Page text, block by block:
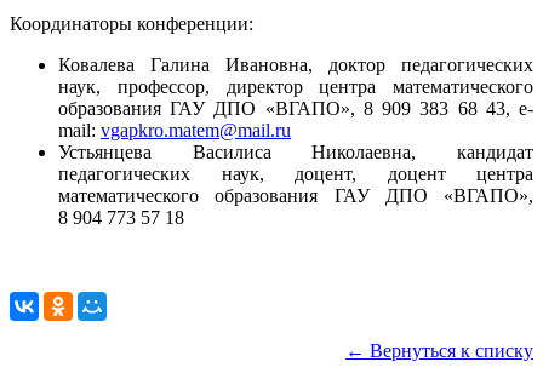
Координаторы конференции:
Ковалева Галина Ивановна, доктор педагогических
наук, профессор, директор центра математического
образования ГАУ ДПО «ВГАПО», 8 909 383 68 43, e-
mail: vgapkro.matem@mail.ru
Устьянцева Василиса Николаевна, кандидат
педагогических наук, доцент, доцент центра
математического образования ГАУ ДПО «ВГАПО»,
8 904 773 57 18
← Вернуться к списку